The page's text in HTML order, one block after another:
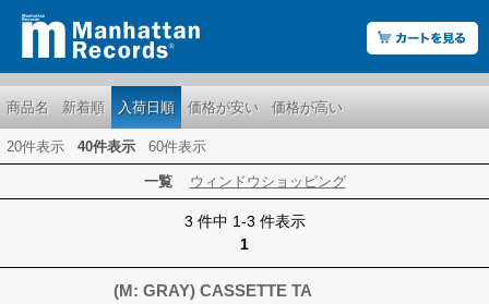
商品名 新着順 入荷日順 価格が安い 価格が高い
20件表示 40件表示 60件表示
一覧 ウィンドウショッピング
3 件中 1-3 件表示
1
(M: GRAY) CASSETTE TA